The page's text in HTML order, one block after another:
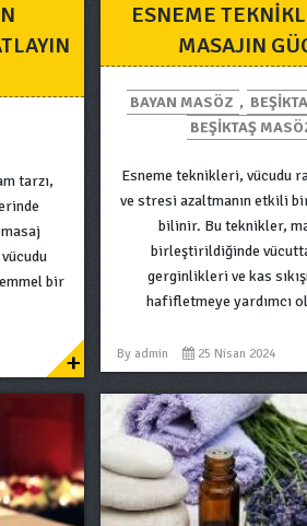
tarzı,
bir
+
ESNEME
MASAJIN
BAYAN MASÖZ ,
BEŞIKTAŞ
Esneme teknikleri, vücudu
ve stresi azaltmanın etkili
bilinir. Bu teknikler,
birleştirildiğinde
gerginlikleri ve kas
hafifletmeye yardımcı
By admin 25 Nisan 2024